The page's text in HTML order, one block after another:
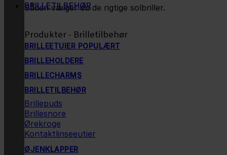
Sådan vælger du de rigtige solbriller.
BRILLETILBEHØR
Produkter - Brilletilbehør
BRILLEETUIER
BRILLEHOLDERE
BRILLECHARMS
BRILLETILBEHØR
Brillepuds
Brillesnore
Ørekroge
Kontaktlinseeutier
ØJENKLAPPER